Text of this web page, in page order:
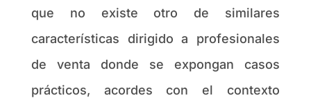
que no existe otro de similares
características dirigido a profesionales
de venta donde se expongan casos
prácticos, acordes con el contexto